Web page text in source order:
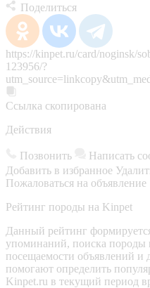
Поделиться
https://kinpet.ru/card/noginsk/
123956/?
Ссылка скопирована
Действия
Позвонить Написать
Добавить в избранное
Пожаловаться на объявление
Рейтинг породы на Kinpet
Данный рейтинг
упоминаний, поиска породы
посещаемости объявлений и
помогают определить
Kinpet.ru в текущий период